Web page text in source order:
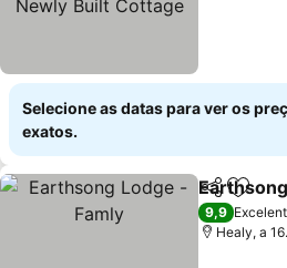
Selecione as datas para ver os
exatos.
Partilhar
9,9
Healy, a